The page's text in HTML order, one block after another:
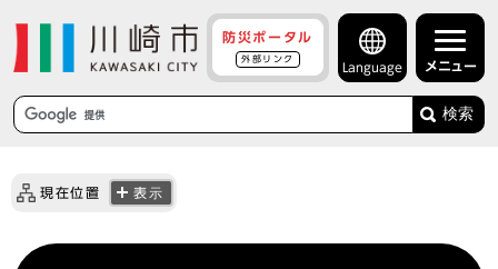
防災ポータル
外部リンク
Language メニュー
検索
現在位置 表示